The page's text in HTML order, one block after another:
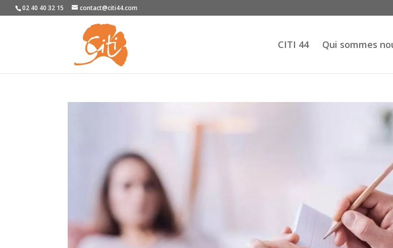
02 40 40 32 15 contact@citi44.com
CITI 44 Qui sommes